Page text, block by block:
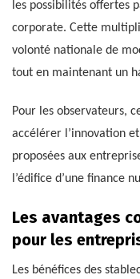
les possibilités offertes
corporate. Cette
volonté nationale de
tout en maintenant un
Pour les observateurs,
accélérer l’innovation
proposées aux
l’édifice d’une finance
Les avantages
pour les
Les bénéfices des